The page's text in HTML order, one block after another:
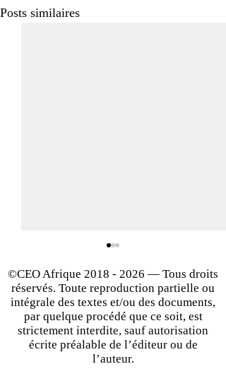
Posts similaires
Financement des start-up
©CEO Afrique 2018 - 2026 — Tous droits
réservés. Toute reproduction partielle ou
intégrale des textes et/ou des documents,
par quelque procédé que ce soit, est
strictement interdite, sauf autorisation
écrite préalable de l’éditeur ou de
l’auteur.